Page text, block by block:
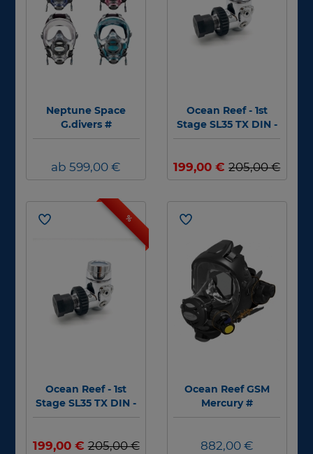
Neptune Space
G.divers #
ab 599,00 €
Ocean Reef - 1st
Stage SL35 TX DIN -
300bar #
199,00 €205,00 €
%
Ocean Reef - 1st
Stage SL35 TX DIN -
300bar #
199,00 €205,00 €
Ocean Reef GSM
Mercury #
882,00 €